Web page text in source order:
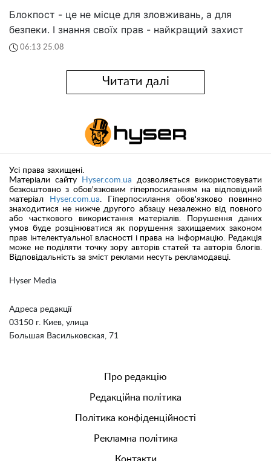
Блокпост - це не місце для зловживань, а для
безпеки. І знання своїх прав - найкращий захист
06:13 25.08
Читати далі
Hyser Media
Адреса редакції
03150 г. Киев, улица
Большая Васильковская, 71
Усі права захищені.
Матеріали сайту
Hyser.com.ua дозволяється використовувати
безкоштовно з обов'язковим гіперпосиланням на відповідний
матеріал
Hyser.com.ua . Гіперпосилання обов'язково повинно
знаходитися не нижче другого абзацу незалежно від повного
або часткового використання матеріалів. Порушення даних
умов буде розцінюватися як порушення захищаемих законом
прав інтелектуальної власності і права на інформацію. Редакція
може не поділяти точку зору авторів статей та авторів блогів.
Відповідальність за зміст реклами несуть рекламодавці.
Про редакцію
Редакційна політика
Політика конфіденційності
Рекламна політика
Контакти